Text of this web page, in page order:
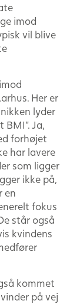
imod
vil blive
Her er
lyder
Ja,
forhøjet
har lavere
som ligger
ikke på,
en
fokus
står også
kvindens
kommet
på vej